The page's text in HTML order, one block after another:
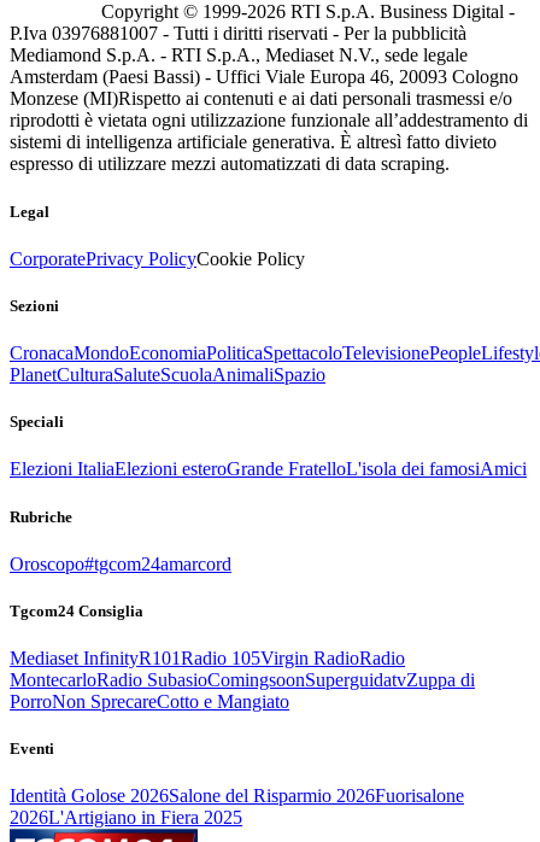
Copyright © 1999-2026 RTI S.p.A. Business Digital -
P.Iva 03976881007 - Tutti i diritti riservati - Per la pubblicità
Mediamond S.p.A. - RTI S.p.A., Mediaset N.V., sede legale
Amsterdam (Paesi Bassi) - Uffici Viale Europa 46, 20093 Cologno
Monzese (MI)Rispetto ai contenuti e ai dati personali trasmessi e/o
riprodotti è vietata ogni utilizzazione funzionale all’addestramento di
sistemi di intelligenza artificiale generativa. È altresì fatto divieto
espresso di utilizzare mezzi automatizzati di data scraping.
Legal
CorporatePrivacy PolicyCookie Policy
Sezioni
CronacaMondoEconomiaPoliticaSpettacoloTelevisionePeople
PlanetCulturaSaluteScuolaAnimaliSpazio
Speciali
Elezioni ItaliaElezioni esteroGrande FratelloL'isola dei famosiAmici
Rubriche
Oroscopo#tgcom24amarcord
Tgcom24 Consiglia
Mediaset InfinityR101Radio 105Virgin RadioRadio
MontecarloRadio SubasioComingsoonSuperguidatvZuppa di
PorroNon SprecareCotto e Mangiato
Eventi
Identità Golose 2026Salone del Risparmio 2026Fuorisalone
2026L'Artigiano in Fiera 2025